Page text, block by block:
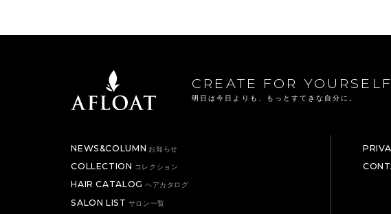
CREATE FOR YOURSELF
明日は今日よりも、もっとすてきな自分に。
NEWS&COLUMN お知らせ
COLLECTION コレクション
HAIR CATALOG ヘアカタログ
SALON LIST サロン一覧